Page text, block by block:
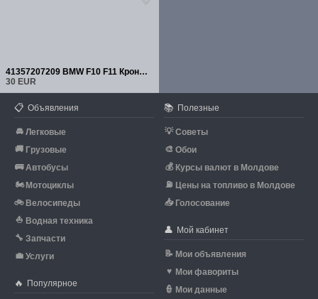
41357207209 BMW F10 F11 Кронштейн передней левой боковой панели
30 EUR
📋 Объявления
🚘 Легковые
🚚 Грузовые
🚌 Автобусы
🏍 Мотоциклы
🚲 Велосипеды
⛵ Водная техника
🔧 Запчасти
💼 Услуги
🔥 Популярное
📚 Полезные
💡 Советы
🎨 Обои
💰 Курсы валют в Молдове
⛽ Цены на топливо в Молдове
📥 Голосование
👤 Мой кабинет
📝 Мои объявления
♥ Мои фавориты
👮 Мои данные